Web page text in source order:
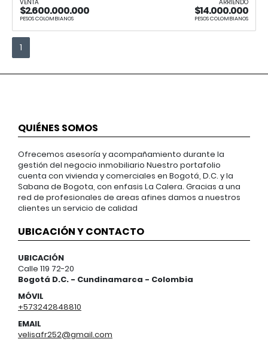
VENTA
$2.600.000.000
PESOS COLOMBIANOS
ARRIENDO
$14.000.000
PESOS COLOMBIANOS
1
QUIÉNES SOMOS
Ofrecemos asesoría y acompañamiento durante la
gestión del negocio inmobiliario Nuestro portafolio
cuenta con vivienda y comerciales en Bogotá, D.C. y la
Sabana de Bogota, con enfasis La Calera. Gracias a una
red de profesionales de areas afines damos a nuestros
clientes un servicio de calidad
UBICACIÓN Y CONTACTO
UBICACIÓN
Calle 119 72-20
Bogotá D.C. - Cundinamarca - Colombia
MÓVIL
+573242848810
EMAIL
velisafr252@gmail.com